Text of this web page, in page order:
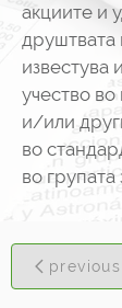
акциите и
друштвата
известува
учество во
и/или
во
во групата
previous